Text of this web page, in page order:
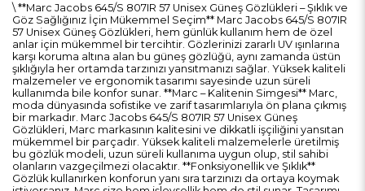
\ **Marc Jacobs 645/S 807IR 57 Unisex Güneş Gözlükleri – Şıklık ve
Göz Sağlığınız İçin Mükemmel Seçim** Marc Jacobs 645/S 807IR
57 Unisex Güneş Gözlükleri, hem günlük kullanım hem de özel
anlar için mükemmel bir tercihtir. Gözlerinizi zararlı UV ışınlarına
karşı koruma altına alan bu güneş gözlüğü, aynı zamanda üstün
şıklığıyla her ortamda tarzınızı yansıtmanızı sağlar. Yüksek kaliteli
malzemeler ve ergonomik tasarımı sayesinde uzun süreli
kullanımda bile konfor sunar. **Marc – Kalitenin Simgesi** Marc,
moda dünyasında sofistike ve zarif tasarımlarıyla ön plana çıkmış
bir markadır. Marc Jacobs 645/S 807IR 57 Unisex Güneş
Gözlükleri, Marc markasının kalitesini ve dikkatli işçiliğini yansıtan
mükemmel bir parçadır. Yüksek kaliteli malzemelerle üretilmiş
bu gözlük modeli, uzun süreli kullanıma uygun olup, stil sahibi
olanların vazgeçilmezi olacaktır. **Fonksiyonellik ve Şıklık**
Gözlük kullanırken konforun yanı sıra tarzınızı da ortaya koymak